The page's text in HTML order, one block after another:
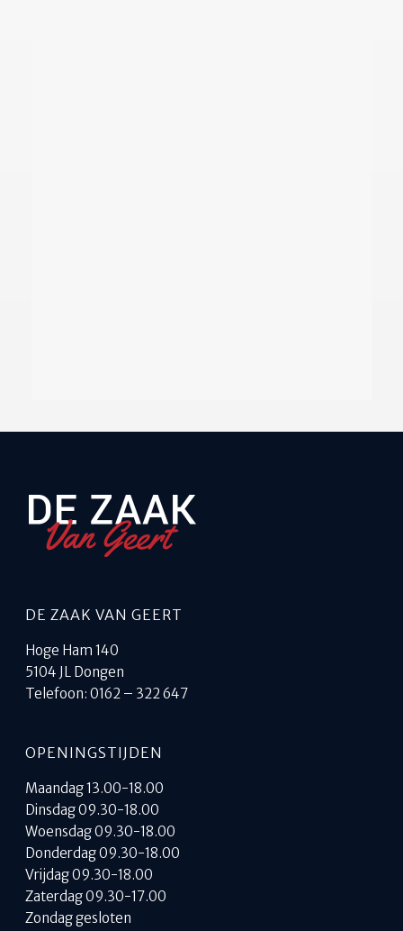
DE ZAAK VAN GEERT
Hoge Ham 140
5104 JL Dongen
Telefoon: 0162 – 322 647
OPENINGSTIJDEN
Maandag 13.00-18.00
Dinsdag 09.30-18.00
Woensdag 09.30-18.00
Donderdag 09.30-18.00
Vrijdag 09.30-18.00
Zaterdag 09.30-17.00
Zondag gesloten